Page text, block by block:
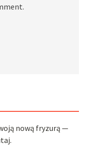
nową fryzurą —